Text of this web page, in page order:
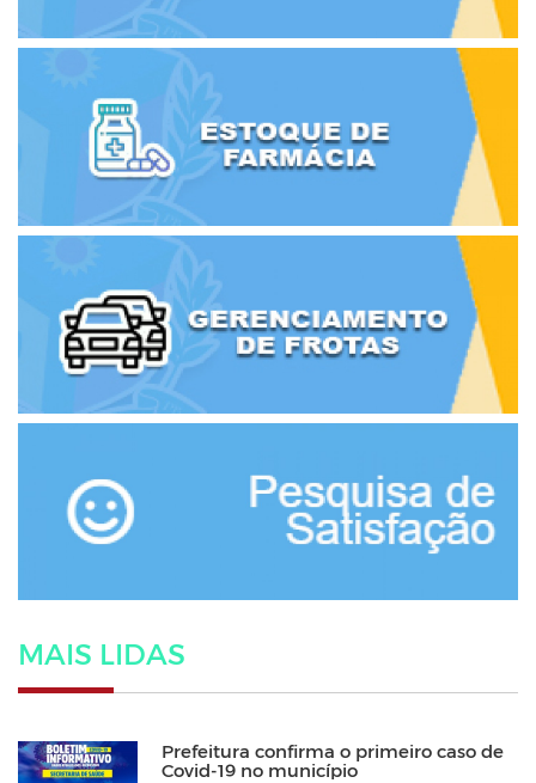
MAIS LIDAS
Prefeitura confirma o primeiro caso de
Covid-19 no município